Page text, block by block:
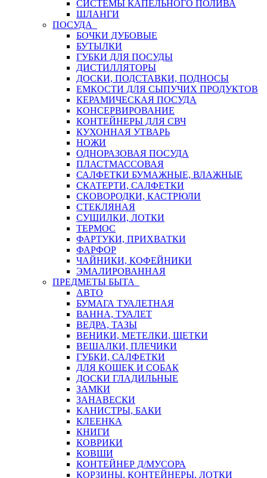
СИСТЕМЫ КАПЕЛЬНОГО ПОЛИВА
ШЛАНГИ
ПОСУДА
БОЧКИ ДУБОВЫЕ
БУТЫЛКИ
ГУБКИ ДЛЯ ПОСУДЫ
ДИСТИЛЛЯТОРЫ
ДОСКИ, ПОДСТАВКИ, ПОДНОСЫ
ЕМКОСТИ ДЛЯ СЫПУЧИХ ПРОДУКТОВ
КЕРАМИЧЕСКАЯ ПОСУДА
КОНСЕРВИРОВАНИЕ
КОНТЕЙНЕРЫ ДЛЯ СВЧ
КУХОННАЯ УТВАРЬ
НОЖИ
ОДНОРАЗОВАЯ ПОСУДА
ПЛАСТМАССОВАЯ
САЛФЕТКИ БУМАЖНЫЕ, ВЛАЖНЫЕ
СКАТЕРТИ, САЛФЕТКИ
СКОВОРОДКИ, КАСТРЮЛИ
СТЕКЛЯНАЯ
СУШИЛКИ, ЛОТКИ
ТЕРМОС
ФАРТУКИ, ПРИХВАТКИ
ФАРФОР
ЧАЙНИКИ, КОФЕЙНИКИ
ЭМАЛИРОВАННАЯ
ПРЕДМЕТЫ БЫТА
АВТО
БУМАГА ТУАЛЕТНАЯ
ВАННА, ТУАЛЕТ
ВЕДРА, ТАЗЫ
ВЕНИКИ, МЕТЕЛКИ, ЩЕТКИ
ВЕШАЛКИ, ПЛЕЧИКИ
ГУБКИ, САЛФЕТКИ
ДЛЯ КОШЕК И СОБАК
ДОСКИ ГЛАДИЛЬНЫЕ
ЗАМКИ
ЗАНАВЕСКИ
КАНИСТРЫ, БАКИ
КЛЕЕНКА
КНИГИ
КОВРИКИ
КОВШИ
КОНТЕЙНЕР Д/МУСОРА
КОРЗИНЫ, КОНТЕЙНЕРЫ, ЛОТКИ